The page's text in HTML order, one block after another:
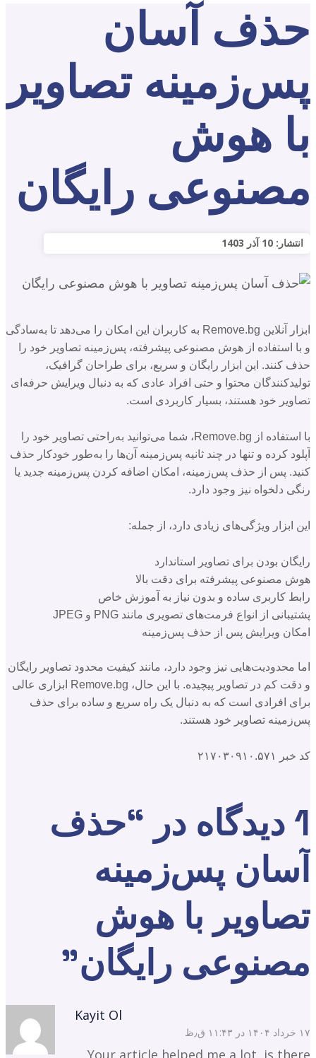
حذف آسان
پس‌زمینه تصاویر
با هوش
مصنوعی رایگان
انتشار: 10 آذر 1403
ابزار آنلاین Remove.bg به کاربران این امکان را می‌دهد تا به‌سادگی
و با استفاده از هوش مصنوعی پیشرفته، پس‌زمینه تصاویر خود را
حذف کنند. این ابزار رایگان و سریع، برای طراحان گرافیک،
تولیدکنندگان محتوا و حتی افراد عادی که به دنبال ویرایش حرفه‌ای
تصاویر خود هستند، بسیار کاربردی است.
با استفاده از Remove.bg، شما می‌توانید به‌راحتی تصاویر خود را
آپلود کرده و تنها در چند ثانیه پس‌زمینه آن‌ها را به‌طور خودکار حذف
کنید. پس از حذف پس‌زمینه، امکان اضافه کردن پس‌زمینه جدید یا
رنگی دلخواه نیز وجود دارد.
این ابزار ویژگی‌های زیادی دارد، از جمله:
رایگان بودن برای تصاویر استاندارد
هوش مصنوعی پیشرفته برای دقت بالا
رابط کاربری ساده و بدون نیاز به آموزش خاص
پشتیبانی از انواع فرمت‌های تصویری مانند PNG و JPEG
امکان ویرایش پس از حذف پس‌زمینه
اما محدودیت‌هایی نیز وجود دارد، مانند کیفیت محدود تصاویر رایگان
و دقت کم در تصاویر پیچیده. با این حال، Remove.bg ابزاری عالی
برای افرادی است که به دنبال یک راه سریع و ساده برای حذف
پس‌زمینه تصاویر خود هستند.
کد خبر ۲۱۷۰۳۰۹۱۰.۵۷۱
1 دیدگاه در “
حذف
آسان پس‌زمینه
تصاویر با هوش
مصنوعی رایگان”
Kayit Ol
۱۷ خرداد ۱۴۰۴ در ۱۱:۴۳ ق٫ظ
Your article helped me a lot, is there